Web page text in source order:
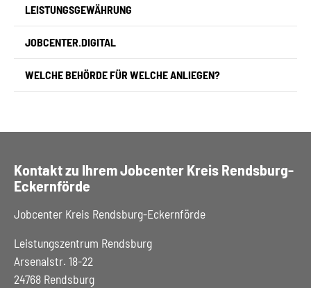
LEISTUNGSGEWÄHRUNG
JOBCENTER.DIGITAL
WELCHE BEHÖRDE FÜR WELCHE ANLIEGEN?
Kontakt zu Ihrem Jobcenter Kreis Rendsburg-
Eckernförde
Jobcenter Kreis Rendsburg-Eckernförde
Leistungszentrum Rendsburg
Arsenalstr. 18-22
24768 Rendsburg